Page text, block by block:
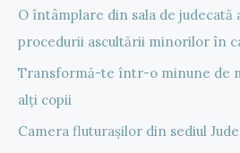
O întâmplare din sala de judecată
procedurii ascultării minorilor în
Transformă-te într-o minune de
alți copii
Camera fluturașilor din sediul